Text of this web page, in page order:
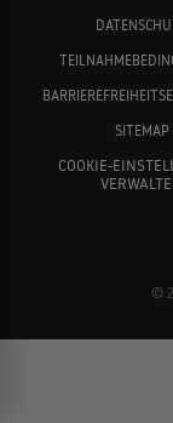
SITEMAP
COOKIE-
©